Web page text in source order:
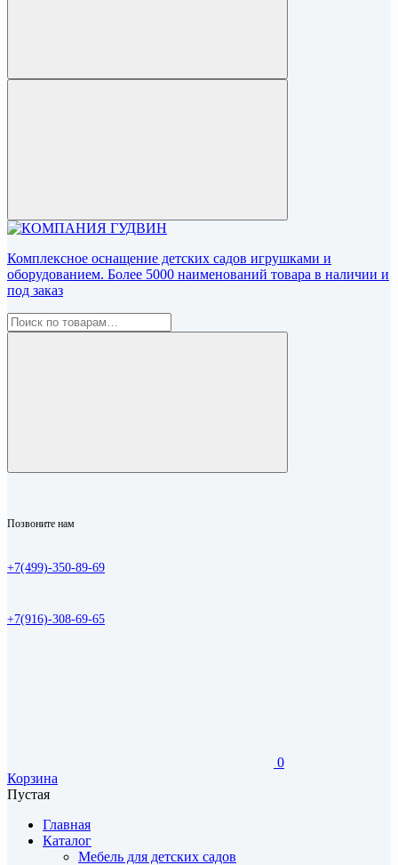
Комплексное оснащение детских садов игрушками и
оборудованием. Более 5000 наименований товара в наличии и
под заказ
Позвоните нам
+7(499)-350-89-69
+7(916)-308-69-65
0
Корзина
Пустая
Главная
Каталог
Мебель для детских садов